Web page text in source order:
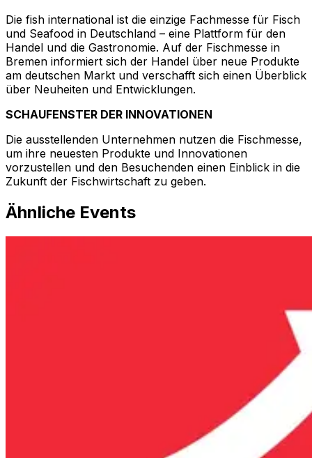
Die fish international ist die einzige Fachmesse für Fisch
und Seafood in Deutschland – eine Plattform für den
Handel und die Gastronomie. Auf der Fischmesse in
Bremen informiert sich der Handel über neue Produkte
am deutschen Markt und verschafft sich einen Überblick
über Neuheiten und Entwicklungen.
SCHAUFENSTER DER INNOVATIONEN
Die ausstellenden Unternehmen nutzen die Fischmesse,
um ihre neuesten Produkte und Innovationen
vorzustellen und den Besuchenden einen Einblick in die
Zukunft der Fischwirtschaft zu geben.
Ähnliche Events